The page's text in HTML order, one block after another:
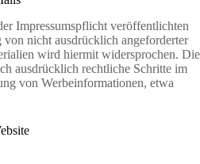
Impressumspflicht veröffentlichten
nicht ausdrücklich angeforderter
wird hiermit widersprochen. Die
ausdrücklich rechtliche Schritte im
von Werbeinformationen, etwa